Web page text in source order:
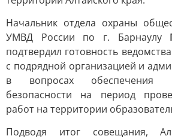
Начальник отдела охраны
УМВД России по г. Барнаулу
подтвердил готовность
с подрядной организацией и
в вопросах обеспечения
безопасности на период
работ на территории
Подводя итог совещания,